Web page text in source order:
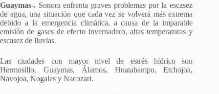
Guaymas-. Sonora enfrenta graves problemas por la escasez
de agua, una situación que cada vez se volverá más extrema
debido a la emergencia climática, a causa de la imparable
emisión de gases de efecto invernadero, altas temperaturas y
escasez de lluvias.
Las ciudades con mayor nivel de estrés hídrico son
Hermosillo, Guaymas, Álamos, Huatabampo, Etchojoa,
Navojoa, Nogales y Nacozari.